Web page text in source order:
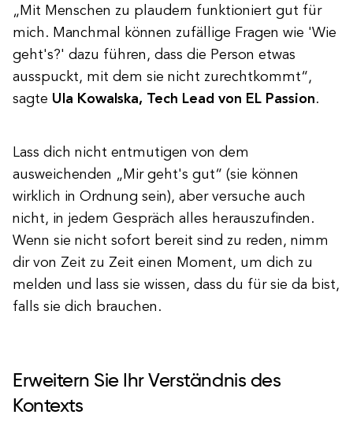
„Mit Menschen zu plaudern funktioniert gut für
mich. Manchmal können zufällige Fragen wie 'Wie
geht's?' dazu führen, dass die Person etwas
ausspuckt, mit dem sie nicht zurechtkommt“,
sagte Ula Kowalska, Tech Lead von EL Passion.
Lass dich nicht entmutigen von dem
ausweichenden „Mir geht's gut“ (sie können
wirklich in Ordnung sein), aber versuche auch
nicht, in jedem Gespräch alles herauszufinden.
Wenn sie nicht sofort bereit sind zu reden, nimm
dir von Zeit zu Zeit einen Moment, um dich zu
melden und lass sie wissen, dass du für sie da bist,
falls sie dich brauchen.
Erweitern Sie Ihr Verständnis des
Kontexts